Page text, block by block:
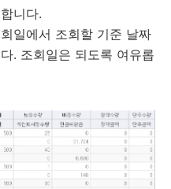
니다.
일에서 조회할 기준 날짜
. 조회일은 되도록 여유롭